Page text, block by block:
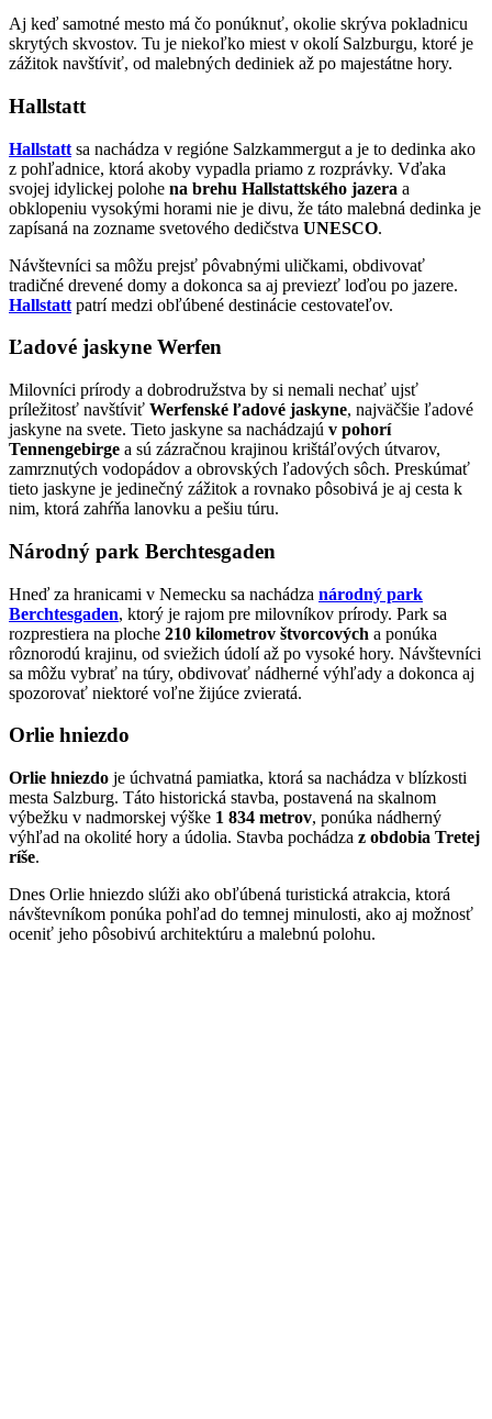
Aj keď samotné mesto má čo ponúknuť, okolie skrýva pokladnicu
skrytých skvostov. Tu je niekoľko miest v okolí Salzburgu, ktoré je
zážitok navštíviť, od malebných dediniek až po majestátne hory.
Hallstatt
Hallstatt sa nachádza v regióne Salzkammergut a je to dedinka ako
z pohľadnice, ktorá akoby vypadla priamo z rozprávky. Vďaka
svojej idylickej polohe na brehu Hallstattského jazera a
obklopeniu vysokými horami nie je divu, že táto malebná dedinka je
zapísaná na zozname svetového dedičstva UNESCO.
Návštevníci sa môžu prejsť pôvabnými uličkami, obdivovať
tradičné drevené domy a dokonca sa aj previezť loďou po jazere.
Hallstatt patrí medzi obľúbené destinácie cestovateľov.
Ľadové jaskyne Werfen
Milovníci prírody a dobrodružstva by si nemali nechať ujsť
príležitosť navštíviť Werfenské ľadové jaskyne, najväčšie ľadové
jaskyne na svete. Tieto jaskyne sa nachádzajú v pohorí
Tennengebirge a sú zázračnou krajinou krištáľových útvarov,
zamrznutých vodopádov a obrovských ľadových sôch. Preskúmať
tieto jaskyne je jedinečný zážitok a rovnako pôsobivá je aj cesta k
nim, ktorá zahŕňa lanovku a pešiu túru.
Národný park Berchtesgaden
Hneď za hranicami v Nemecku sa nachádza národný park
Berchtesgaden, ktorý je rajom pre milovníkov prírody. Park sa
rozprestiera na ploche 210 kilometrov štvorcových a ponúka
rôznorodú krajinu, od sviežich údolí až po vysoké hory. Návštevníci
sa môžu vybrať na túry, obdivovať nádherné výhľady a dokonca aj
spozorovať niektoré voľne žijúce zvieratá.
Orlie hniezdo
Orlie hniezdo je úchvatná pamiatka, ktorá sa nachádza v blízkosti
mesta Salzburg. Táto historická stavba, postavená na skalnom
výbežku v nadmorskej výške 1 834 metrov, ponúka nádherný
výhľad na okolité hory a údolia. Stavba pochádza z obdobia Tretej
ríše.
Dnes Orlie hniezdo slúži ako obľúbená turistická atrakcia, ktorá
návštevníkom ponúka pohľad do temnej minulosti, ako aj možnosť
oceniť jeho pôsobivú architektúru a malebnú polohu.